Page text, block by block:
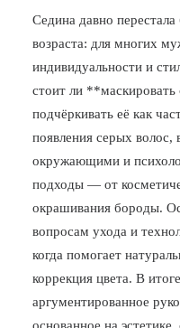
ВАКАНСИИ
АКАДЕМИЯ
ФРАНШИЗА
ПОЖАЛОВАТЬСЯ
Седина давно
возраста: для многих
индивидуальности и
стоит ли
подчёркивать её как
появления серых волос,
окружающими и
подходы — от
окрашивания бороды.
вопросам ухода и
когда помогает
коррекция цвета. В
аргументированное